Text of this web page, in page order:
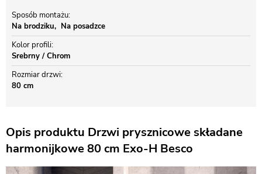
Sposób montażu
Na brodziku
Na posadzce
Kolor profili
Srebrny / Chrom
Rozmiar drzwi
80 cm
Opis produktu Drzwi prysznicowe składane
harmonijkowe 80 cm Exo-H Besco